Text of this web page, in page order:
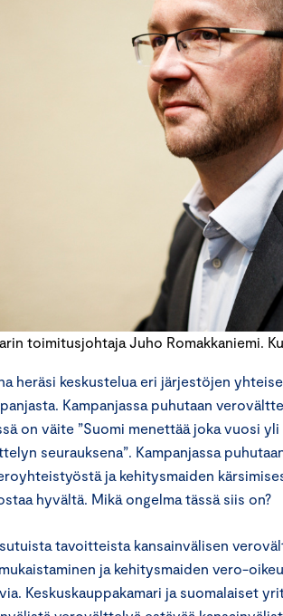
toimitusjohtaja Juho Romakkaniemi.
heräsi keskustelua eri järjestöjen
Kampanjassa puhutaan
on väite ”Suomi menettää joka vuosi
seurauksena”. Kampanjassa
ja kehitysmaiden
hyvältä. Mikä ongelma tässä siis on?
tavoitteista kansainvälisen
ja kehitysmaiden vero-
Keskuskauppakamari ja suomalaiset